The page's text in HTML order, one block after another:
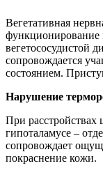
Вегетативная
функционирование
вегетососудистой
сопровождается
состоянием.
Нарушение
При расстройствах
гипоталамусе –
сопровождает
покраснение кожи.